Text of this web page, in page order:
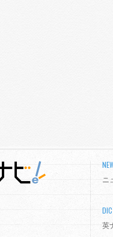
ニ
英